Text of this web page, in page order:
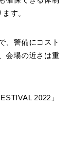
す。
、警備にコスト
会場の近さは重
2022」